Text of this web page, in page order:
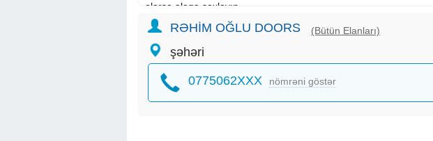
olarsa əlaqə saxlayın
Hörmətlə: Abbas oğlu Doors
RƏHİM OĞLU DOORS (Bütün Elanları)
şəhəri
0775062XXX nömrəni göstər